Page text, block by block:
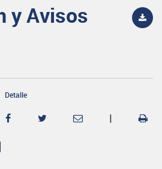
y Avisos
Detalle
|